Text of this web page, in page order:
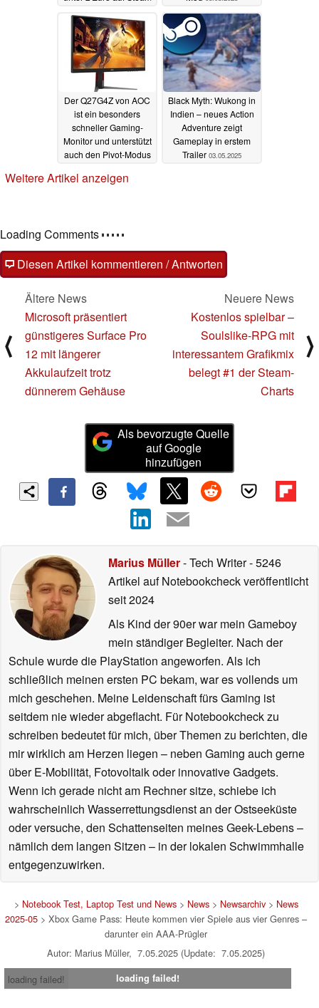
Der Q27G4Z von AOC
ist ein besonders
schneller Gaming-
Monitor und unterstützt
auch den Pivot-Modus
Black Myth: Wukong in
Indien – neues Action
Adventure zeigt
Gameplay in erstem
Trailer 03.05.2025
Weitere Artikel anzeigen
Loading Comments
Diesen Artikel kommentieren / Antworten
⟨
Ältere News
Microsoft präsentiert
günstigeres Surface Pro
12 mit längerer
Akkulaufzeit trotz
dünnerem Gehäuse
Neuere News
Kostenlos spielbar –
Soulslike-RPG mit
interessantem Grafikmix
belegt #1 der Steam-
Charts
⟩
Als bevorzugte Quelle
auf Google
hinzufügen
Marius Müller- Tech Writer- 5246
Artikel auf Notebookcheck veröffentlicht
seit 2024
Als Kind der 90er war mein Gameboy
mein ständiger Begleiter. Nach der
Schule wurde die PlayStation angeworfen. Als ich
schließlich meinen ersten PC bekam, war es vollends um
mich geschehen. Meine Leidenschaft fürs Gaming ist
seitdem nie wieder abgeflacht. Für Notebookcheck zu
schreiben bedeutet für mich, über Themen zu berichten, die
mir wirklich am Herzen liegen – neben Gaming auch gerne
über E-Mobilität, Fotovoltaik oder innovative Gadgets.
Wenn ich gerade nicht am Rechner sitze, schiebe ich
wahrscheinlich Wasserrettungsdienst an der Ostseeküste
oder versuche, den Schattenseiten meines Geek-Lebens –
nämlich dem langen Sitzen – in der lokalen Schwimmhalle
entgegenzuwirken.
> Notebook Test, Laptop Test und News> News> Newsarchiv> News
2025-05 > Xbox Game Pass: Heute kommen vier Spiele aus vier Genres –
darunter ein AAA-Prügler
Autor: Marius Müller, 7.05.2025 (Update: 7.05.2025)
loading failed!
loading failed!